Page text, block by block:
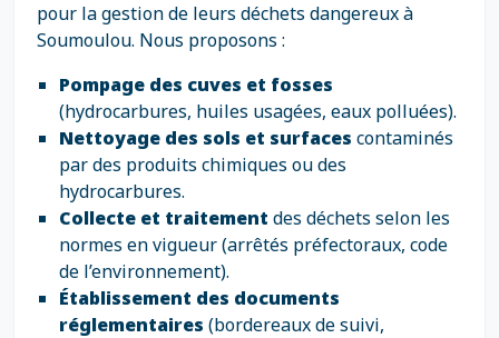
pour la gestion de leurs déchets dangereux à
Soumoulou. Nous proposons :
Pompage des cuves et fosses
(hydrocarbures, huiles usagées, eaux polluées).
Nettoyage des sols et surfaces contaminés
par des produits chimiques ou des
hydrocarbures.
Collecte et traitement des déchets selon les
normes en vigueur (arrêtés préfectoraux, code
de l’environnement).
Établissement des documents
réglementaires (bordereaux de suivi,